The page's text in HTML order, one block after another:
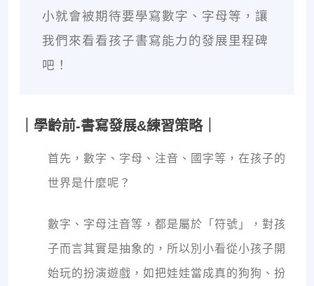
小就會被期待要學寫數字、字母等，讓
我們來看看孩子書寫能力的發展里程碑
吧！
｜學齡前-書寫發展&練習策略｜
首先，數字、字母、注音、國字等，在孩子的
世界是什麼呢？
數字、字母注音等，都是屬於「符號」，對孩
子而言其實是抽象的，所以別小看從小孩子開
始玩的扮演遊戲，如把娃娃當成真的狗狗、扮